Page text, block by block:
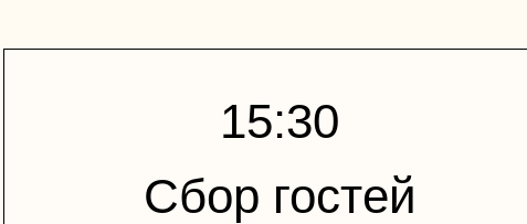
15:30
Сбор гостей